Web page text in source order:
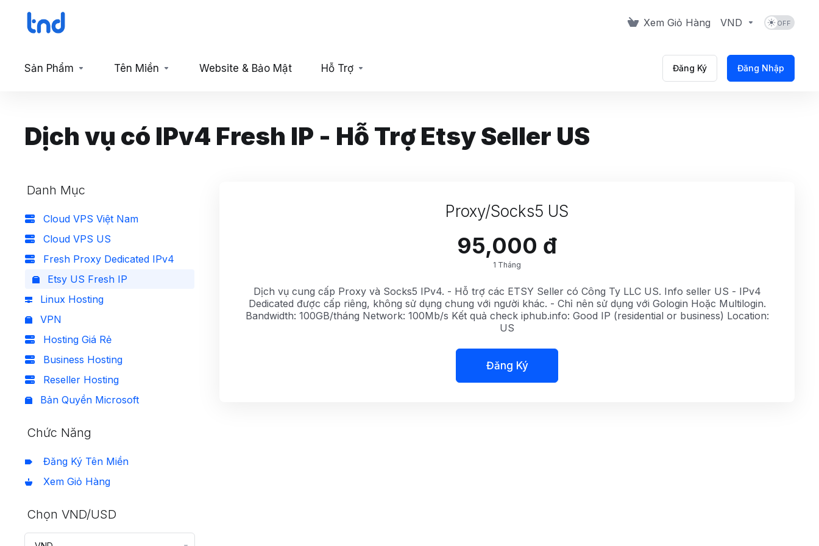
Xem Giỏ Hàng VND
Sản Phẩm Tên Miền Website & Bảo Mật Hỗ Trợ Đăng Ký Đăng Nhập
Dịch vụ có IPv4 Fresh IP - Hỗ Trợ Etsy Seller US
Danh Mục
Cloud VPS Việt Nam
Cloud VPS US
Fresh Proxy Dedicated IPv4
Etsy US Fresh IP
Linux Hosting
VPN
Hosting Giá Rẻ
Business Hosting
Reseller Hosting
Bản Quyền Microsoft
Chức Năng
Đăng Ký Tên Miền
Xem Giỏ Hàng
Chọn VND/USD
Proxy/Socks5 US
95,000 đ
1 Tháng
Dịch vụ cung cấp Proxy và Socks5 IPv4. - Hỗ trợ các ETSY Seller có Công Ty LLC US. Info seller US - IPv4
Dedicated được cấp riêng, không sử dụng chung với người khác. - Chỉ nên sử dụng với Gologin Hoặc Multilogin.
Bandwidth: 100GB/tháng Network: 100Mb/s Kết quả check iphub.info: Good IP (residential or business) Location:
US
Đăng Ký